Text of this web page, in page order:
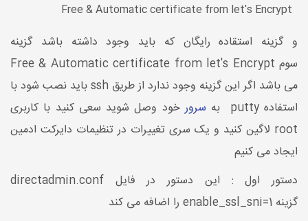
Free & Automatic certificate from let's Encrypt
و گزینه استقاده رایگان که باید وجود داشته باشد گزینه
سوم Free & Automatic certificate from let's Encrypt
می باشد اگر این گزینه وجود ندارد از طریق ssh باید نصب شود با
استفاده putty به
سرورخود وصل شوید سعی کنید با کاربری
root لاگین کنید و یک سری تغییرات در تنظیمات دایرکت ادمین
ایجاد می کنیم
دستور اول : این دستور در فایل directadmin.conf
گزینه enable_ssl_sni=1 را اضافه می کند